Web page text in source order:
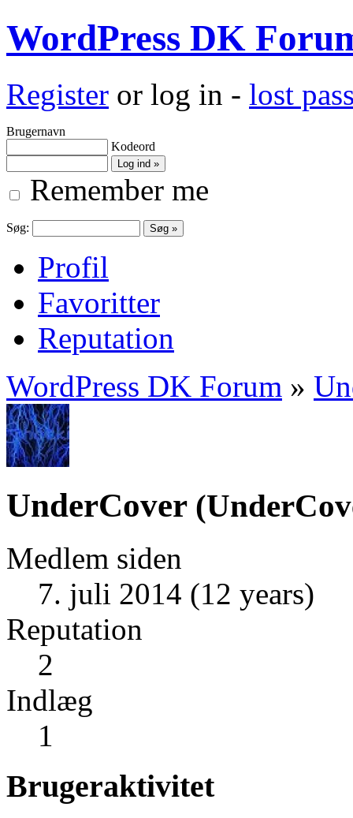
WordPress DK
Register or log in - lost
Brugernavn
Kodeord
Remember me
Søg:
Profil
Favoritter
Reputation
WordPress DK Forum »
UnderCover (
Medlem siden
7. juli 2014 (12 years)
Reputation
2
Indlæg
1
Brugeraktivitet